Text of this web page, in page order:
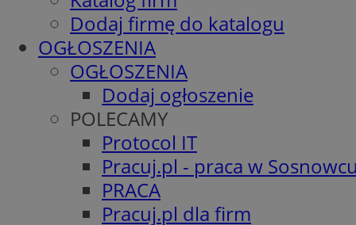
Dodaj firmę do katalogu
OGŁOSZENIA
OGŁOSZENIA
Dodaj ogłoszenie
POLECAMY
Protocol IT
Pracuj.pl - praca w
PRACA
Pracuj.pl dla firm